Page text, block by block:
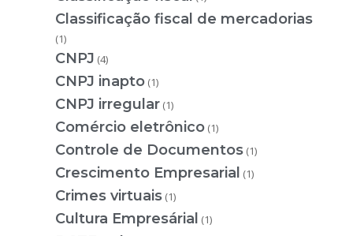
Classificação fiscal de mercadorias
(1)
CNPJ (4)
CNPJ inapto (1)
CNPJ irregular (1)
Comércio eletrônico (1)
Controle de Documentos (1)
Crescimento Empresarial (1)
Crimes virtuais (1)
Cultura Empresárial (1)